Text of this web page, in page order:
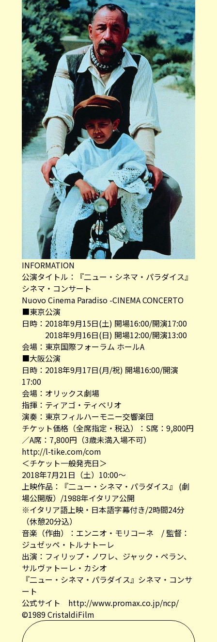
INFORMATION
公演タイトル：『二ュー・シネマ・パラダイス』
シネマ・コンサート
Nuovo Cinema Paradiso -CINEMA CONCERTO
■東京公演
日時：2018年9月15日(土) 開場16:00/開演17:00
2018年9月16日(日) 開場12:00/開演13:00
会場：東京国際フォーラム ホールA
■大阪公演
日時：2018年9月17日(月/祝) 開場16:00/開演
17:00
会場：オリックス劇場
指揮：ティアゴ・ティべリオ
演奏：東京フィルハーモニー交響楽団
チケット価格（全席指定・税込）：S席：9,800円
／A席：7,800円（3歳未満入場不可）
http://l-tike.com/com
＜チケット一般発売日＞
2018年7月21日（土）10:00〜
上映作品：『二ュー・シネマ・パラダイス』 (劇
場公開版）/1988年イタリア公開
※イタリア語上映・日本語字幕付き/2時間24分
（休憩20分込）
音楽（作曲）：エンニオ・モリコーネ / 監督：
ジュゼッペ・トルナトーレ
出演：フィリップ・ノワレ、ジャック・ペラン、
サルヴァトーレ・カシオ
『二ュー・シネマ・パラダイス』シネマ・コンサ
ート
公式サイト http://www.promax.co.jp/ncp/
©1989 CristaldiFilm